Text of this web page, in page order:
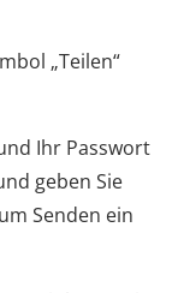
„Teilen“
Ihr Passwort
geben Sie
Senden ein